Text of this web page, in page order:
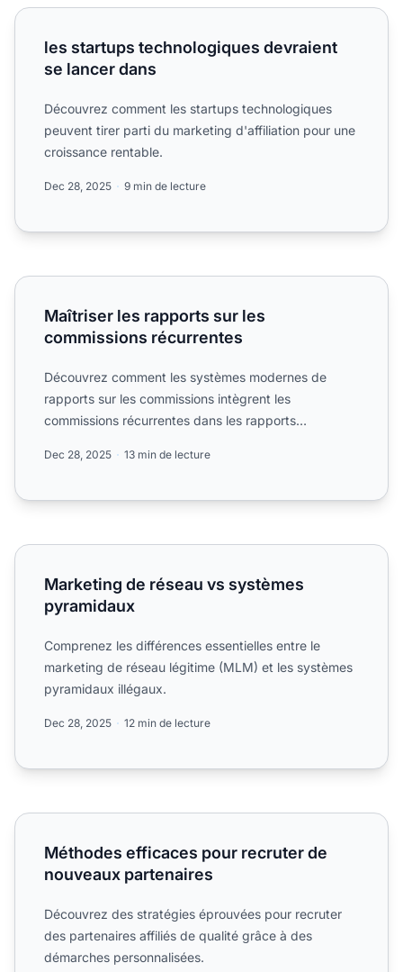
les startups technologiques devraient se lancer dans
les startups technologiques devraient
se lancer dans
Découvrez comment les startups technologiques
peuvent tirer parti du marketing d'affiliation pour une
croissance rentable.
Dec 28, 2025 9 min de lecture
Maîtriser les rapports sur les commissions récurrentes
Maîtriser les rapports sur les
commissions récurrentes
Découvrez comment les systèmes modernes de
rapports sur les commissions intègrent les
commissions récurrentes dans les rapports
Dec 28, 2025 13 min de lecture
Marketing de réseau vs systèmes pyramidaux
Marketing de réseau vs systèmes
pyramidaux
Comprenez les différences essentielles entre le
marketing de réseau légitime (MLM) et les systèmes
pyramidaux illégaux.
Dec 28, 2025 12 min de lecture
Méthodes efficaces pour recruter de nouveaux
Méthodes efficaces pour recruter de
nouveaux partenaires
Découvrez des stratégies éprouvées pour recruter
des partenaires affiliés de qualité grâce à des
démarches personnalisées.